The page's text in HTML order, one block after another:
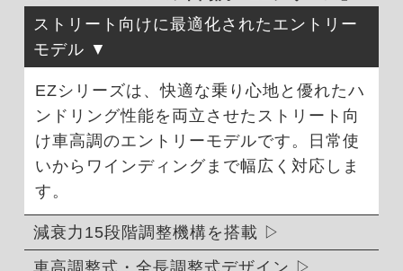
ストリート向けに最適化されたエントリー
モデル
EZシリーズは、快適な乗り心地と優れたハ
ンドリング性能を両立させたストリート向
け車高調のエントリーモデルです。日常使
いからワインディングまで幅広く対応しま
す。
減衰力15段階調整機構を搭載